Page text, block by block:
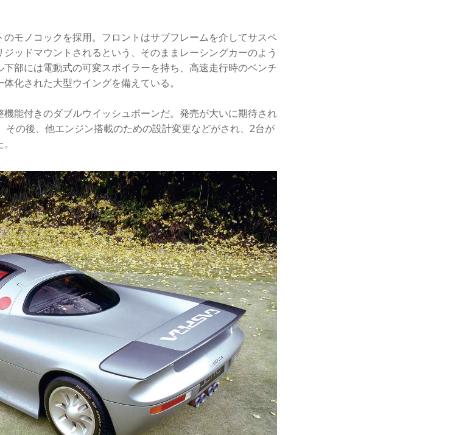
モノコックを採用。フロントはサブフレームを介してサスペ
ッドマウントされるという、そのままレーシングカーのよう
部には電動式の可変スポイラーを持ち、高速走行時のベンチ
化された大型ウイングを備えている。
能付きのダブルウイッシュボーンだ。発売が大いに期待され
その後、他エンジン搭載のための設計変更などがされ、2台が